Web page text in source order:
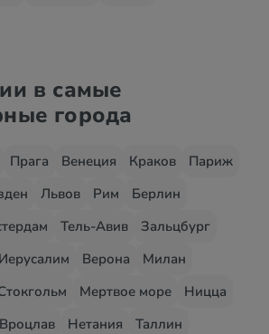
в самые
города
Прага Венеция Краков
Париж
Львов Рим
Берлин
Тель-Авив
Зальцбург
Иерусалим Верона
Милан
Мертвое море
Ницца
Вроцлав Нетания
Таллин